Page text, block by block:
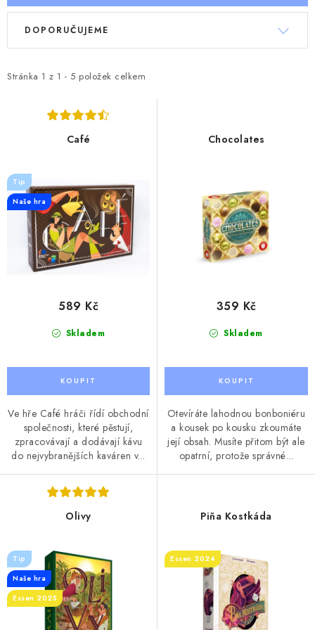
V
i
d
u
k
Stránka 1 z 1 - 5 položek celkem
Ř
e
o
d
u
DOPORUČUJEME
Café
Tip
Naše hra
Skladem
589 Kč
Ve hře Café hráči řídí obchodní
společnosti, které pěstují,
zpracovávají a dodávají kávu
do nejvybranějších kaváren v...
Chocolates
Skladem
359 Kč
Otevíráte lahodnou bonboniéru
a kousek po kousku zkoumáte
její obsah. Musíte přitom být ale
opatrní, protože správné...
Olivy
Tip
Naše hra
Essen 2025
Piňa Kostkáda
Essen 2024